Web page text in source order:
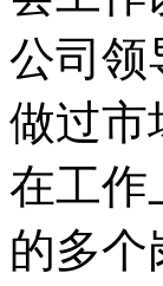
公司领
做过市
在工作
的多个